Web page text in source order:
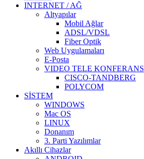
INTERNET / AĞ
Altyapılar
Mobil Ağlar
ADSL/VDSL
Fiber Optik
Web Uygulamaları
E-Posta
VIDEO TELE KONFERANS
CISCO-TANDBERG
POLYCOM
SİSTEM
WINDOWS
Mac OS
LINUX
Donanım
3. Parti Yazılımlar
Akıllı Cihazlar